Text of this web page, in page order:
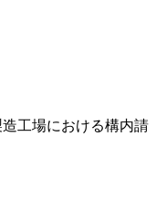
工場における構内請